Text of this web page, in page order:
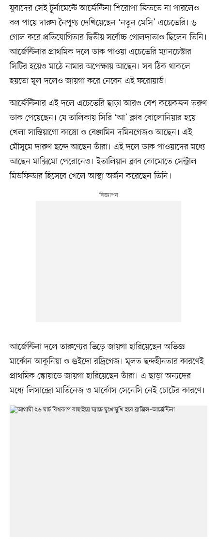
যুবাদের সেই টুর্নামেন্টে আর্জেন্টিনা শিরোপা জিততে না পারলেও
বল পায়ে দারুণ নৈপুণ্য দেখিয়েছেন ‘নতুন মেসি’ এচেভেরি। ৬
গোল করে প্রতিযোগিতার দ্বিতীয় সর্বোচ্চ গোলদাতাও ছিলেন তিনি।
আর্জেন্টিনার প্রাথমিক দলে ডাক পাওয়া এচেভেরি ম্যানচেস্টার
সিটির হয়েও মাঠে নামার অপেক্ষায় আছেন। সব ঠিক থাকলে
হয়তো মূল দলেও জায়গা করে নেবেন এই ফরোয়ার্ড।
আর্জেন্টিনার এই দলে এচেভেরি ছাড়া আরও বেশ কয়েকজন তরুণ
ডাক পেয়েছেন। যে তালিকায় সিরি ‘আ’ ক্লাব বোলোনিয়ার হয়ে
খেলা সান্তিয়াগো কাস্ত্রো ও বেঞ্জামিন দমিনগেজও আছেন। এই
মৌসুমে দারুণ ছন্দে আছেন তাঁরা। এই দলে ডাক পাওয়াদের মধ্যে
আছেন মাক্সিমো পেরোনেও। ইতালিয়ান ক্লাব কোমোতে সেন্ট্রাল
মিডফিল্ডার হিসেবে খেলে আস্থা অর্জন করেছেন তিনি।
আর্জেন্টিনা দলে তারুণ্যের ভিড়ে জায়গা হারিয়েছেন অভিজ্ঞ
মার্কোন আকুনিয়া ও গুইদো রদ্রিগেজ। মূলত ছন্দহীনতার কারণেই
প্রাথমিক স্কোয়াডে জায়গা হারিয়েছেন তাঁরা। এ ছাড়া অন্যদের
মধ্যে লিসান্দ্রো মার্তিনেজ ও মার্কোস সেনেসি নেই চোটের কারণে।